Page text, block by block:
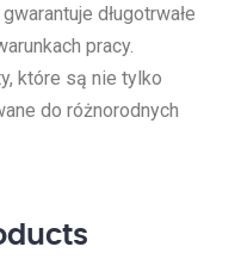
długotrwałe
pracy.
które są nie tylko
do różnorodnych